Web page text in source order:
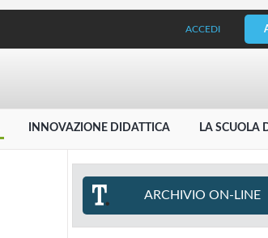
ACCEDI
INNOVAZIONE DIDATTICA LA SCUOLA
ARCHIVIO ON-LINE